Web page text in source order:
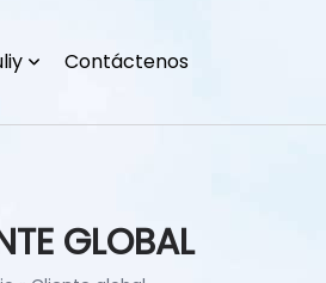
Contáctenos
GLOBAL